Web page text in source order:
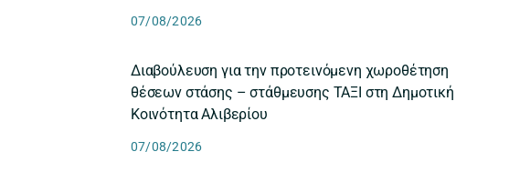
07/08/2026
Διαβούλευση για την προτεινόμενη χωροθέτηση
θέσεων στάσης – στάθμευσης ΤΑΞΙ στη Δημοτική
Κοινότητα Αλιβερίου
07/08/2026